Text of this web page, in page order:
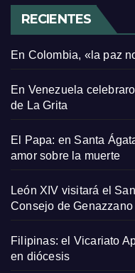
RECIENTES
En Colombia, «la paz
En Venezuela
de La Grita
El Papa: en Santa
amor sobre la muerte
León XIV visitará el
Consejo de Genazzano
Filipinas: el Vicariato
en diócesis